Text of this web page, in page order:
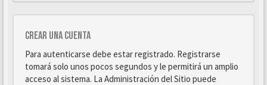
Crear una cuenta
Para autenticarse debe estar registrado. Registrarse
tomará solo unos pocos segundos y le permitirá un amplio
acceso al sistema. La Administración del Sitio puede